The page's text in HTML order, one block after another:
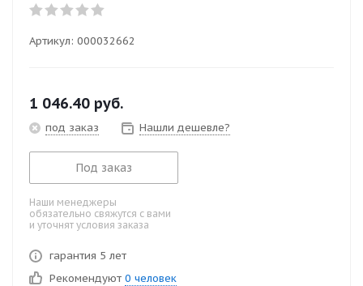
Артикул: 000032662
1 046.40 руб.
под заказ Нашли дешевле?
Под заказ
Наши менеджеры
обязательно свяжутся с вами
и уточнят условия заказа
гарантия 5 лет
Рекомендуют 0 человек